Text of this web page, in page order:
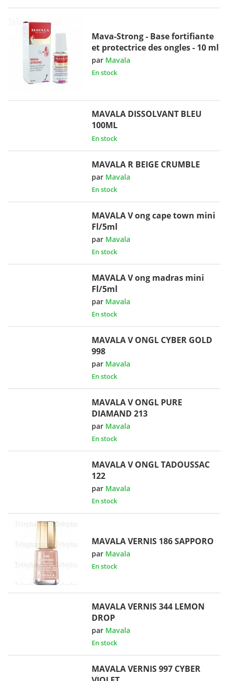
Mava-Strong - Base fortifiante
et protectrice des ongles - 10 ml
par Mavala
En stock
MAVALA DISSOLVANT BLEU
100ML
En stock
MAVALA R BEIGE CRUMBLE
par Mavala
En stock
MAVALA V ong cape town mini
Fl/5ml
par Mavala
En stock
MAVALA V ong madras mini
Fl/5ml
par Mavala
En stock
MAVALA V ONGL CYBER GOLD
998
par Mavala
En stock
MAVALA V ONGL PURE
DIAMAND 213
par Mavala
En stock
MAVALA V ONGL TADOUSSAC
122
par Mavala
En stock
MAVALA VERNIS 186 SAPPORO
par Mavala
En stock
MAVALA VERNIS 344 LEMON
DROP
par Mavala
En stock
MAVALA VERNIS 997 CYBER